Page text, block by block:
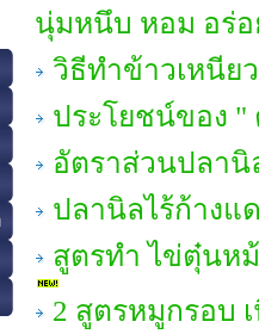
นุ่มหนึบ หอม อร่อ
วิธีทำข้าวเหนีย
ประโยชน์ของ "
อัตราส่วนปลา
ปลานิลไร้ก้างแ
สูตรทำ ไข่ตุ๋นห
2 สูตรหมูกรอบ